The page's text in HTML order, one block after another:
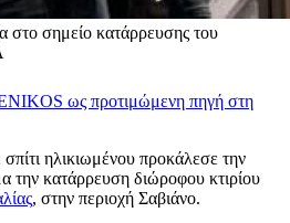
στο σημείο κατάρρευσης του
ως προτιμώμενη πηγή στη
ηλικιωμένου προκάλεσε την
την κατάρρευση διώροφου κτιρίου
, στην περιοχή Σαβιάνο.